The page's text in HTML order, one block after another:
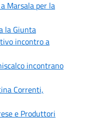
Marsala per la
la Giunta
incontro a
incontrano
Correnti,
e Produttori